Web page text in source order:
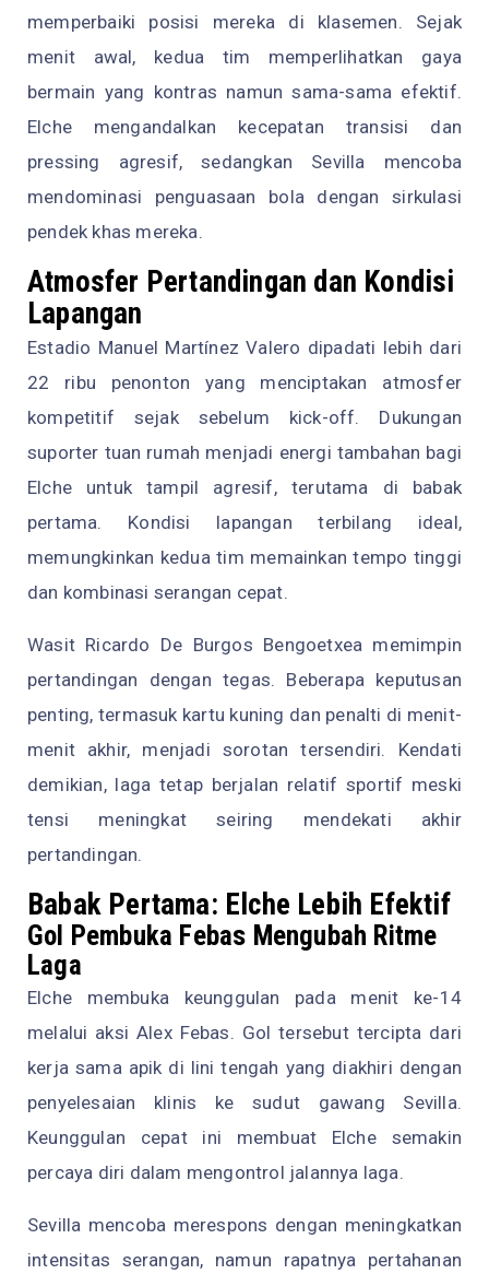
memperbaiki posisi mereka di klasemen. Sejak
menit awal, kedua tim memperlihatkan gaya
bermain yang kontras namun sama-sama efektif.
Elche mengandalkan kecepatan transisi dan
pressing agresif, sedangkan Sevilla mencoba
mendominasi penguasaan bola dengan sirkulasi
pendek khas mereka.
Atmosfer Pertandingan dan Kondisi
Lapangan
Estadio Manuel Martínez Valero dipadati lebih dari
22 ribu penonton yang menciptakan atmosfer
kompetitif sejak sebelum kick-off. Dukungan
suporter tuan rumah menjadi energi tambahan bagi
Elche untuk tampil agresif, terutama di babak
pertama. Kondisi lapangan terbilang ideal,
memungkinkan kedua tim memainkan tempo tinggi
dan kombinasi serangan cepat.
Wasit Ricardo De Burgos Bengoetxea memimpin
pertandingan dengan tegas. Beberapa keputusan
penting, termasuk kartu kuning dan penalti di menit-
menit akhir, menjadi sorotan tersendiri. Kendati
demikian, laga tetap berjalan relatif sportif meski
tensi meningkat seiring mendekati akhir
pertandingan.
Babak Pertama: Elche Lebih Efektif
Gol Pembuka Febas Mengubah Ritme
Laga
Elche membuka keunggulan pada menit ke-14
melalui aksi Alex Febas. Gol tersebut tercipta dari
kerja sama apik di lini tengah yang diakhiri dengan
penyelesaian klinis ke sudut gawang Sevilla.
Keunggulan cepat ini membuat Elche semakin
percaya diri dalam mengontrol jalannya laga.
Sevilla mencoba merespons dengan meningkatkan
intensitas serangan, namun rapatnya pertahanan